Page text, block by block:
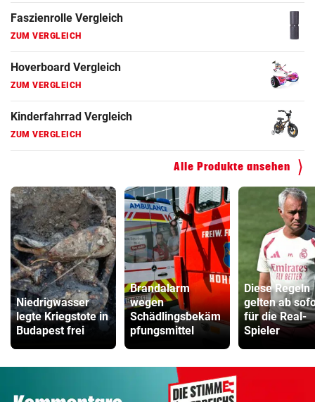
Fahrradanhänger Vergleich
Faszienrolle Vergleich
Hoverboard Vergleich
ZUM VERGLEICH
Alle Produkte ansehen
Niedrigwasser
legte Kriegstote in
Budapest frei
Brandalarm
wegen
Schädlingsbekäm
pfungsmittel
Diese Regeln
gelten ab
für die Real-
Spieler